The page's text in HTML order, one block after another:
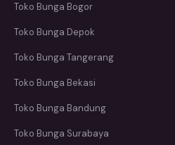
Toko Bunga Bogor
Toko Bunga Depok
Toko Bunga Tangerang
Toko Bunga Bekasi
Toko Bunga Bandung
Toko Bunga Surabaya